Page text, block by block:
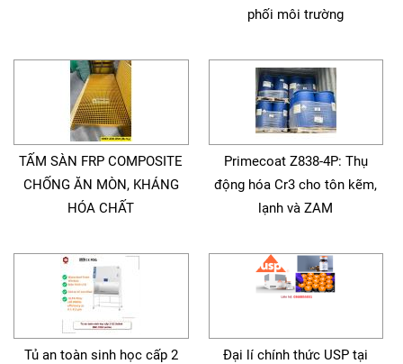
phối môi trường
TẤM SÀN FRP COMPOSITE
CHỐNG ĂN MÒN, KHÁNG
HÓA CHẤT
Primecoat Z838-4P: Thụ
động hóa Cr3 cho tôn kẽm,
lạnh và ZAM
Tủ an toàn sinh học cấp 2
Đại lí chính thức USP tại